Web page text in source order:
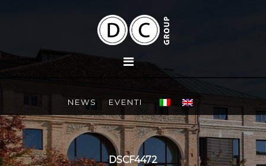
NEWS EVENTI
DSCF4472